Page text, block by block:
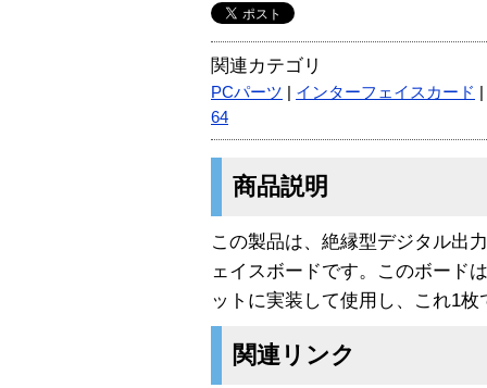
関連カテゴリ
PCパーツ インターフェイスカード
64
商品説明
この製品は、絶縁型デジタル出
ェイスボードです。このボード
ットに実装して使用し、これ1
関連リンク